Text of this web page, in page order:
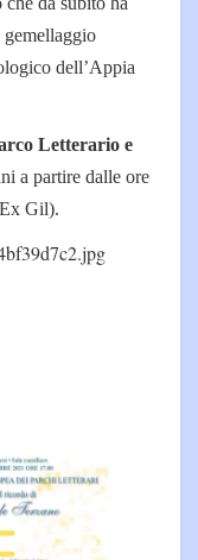
gemellaggio
dell’Appia
Letterario e
a partire dalle ore
Gil).